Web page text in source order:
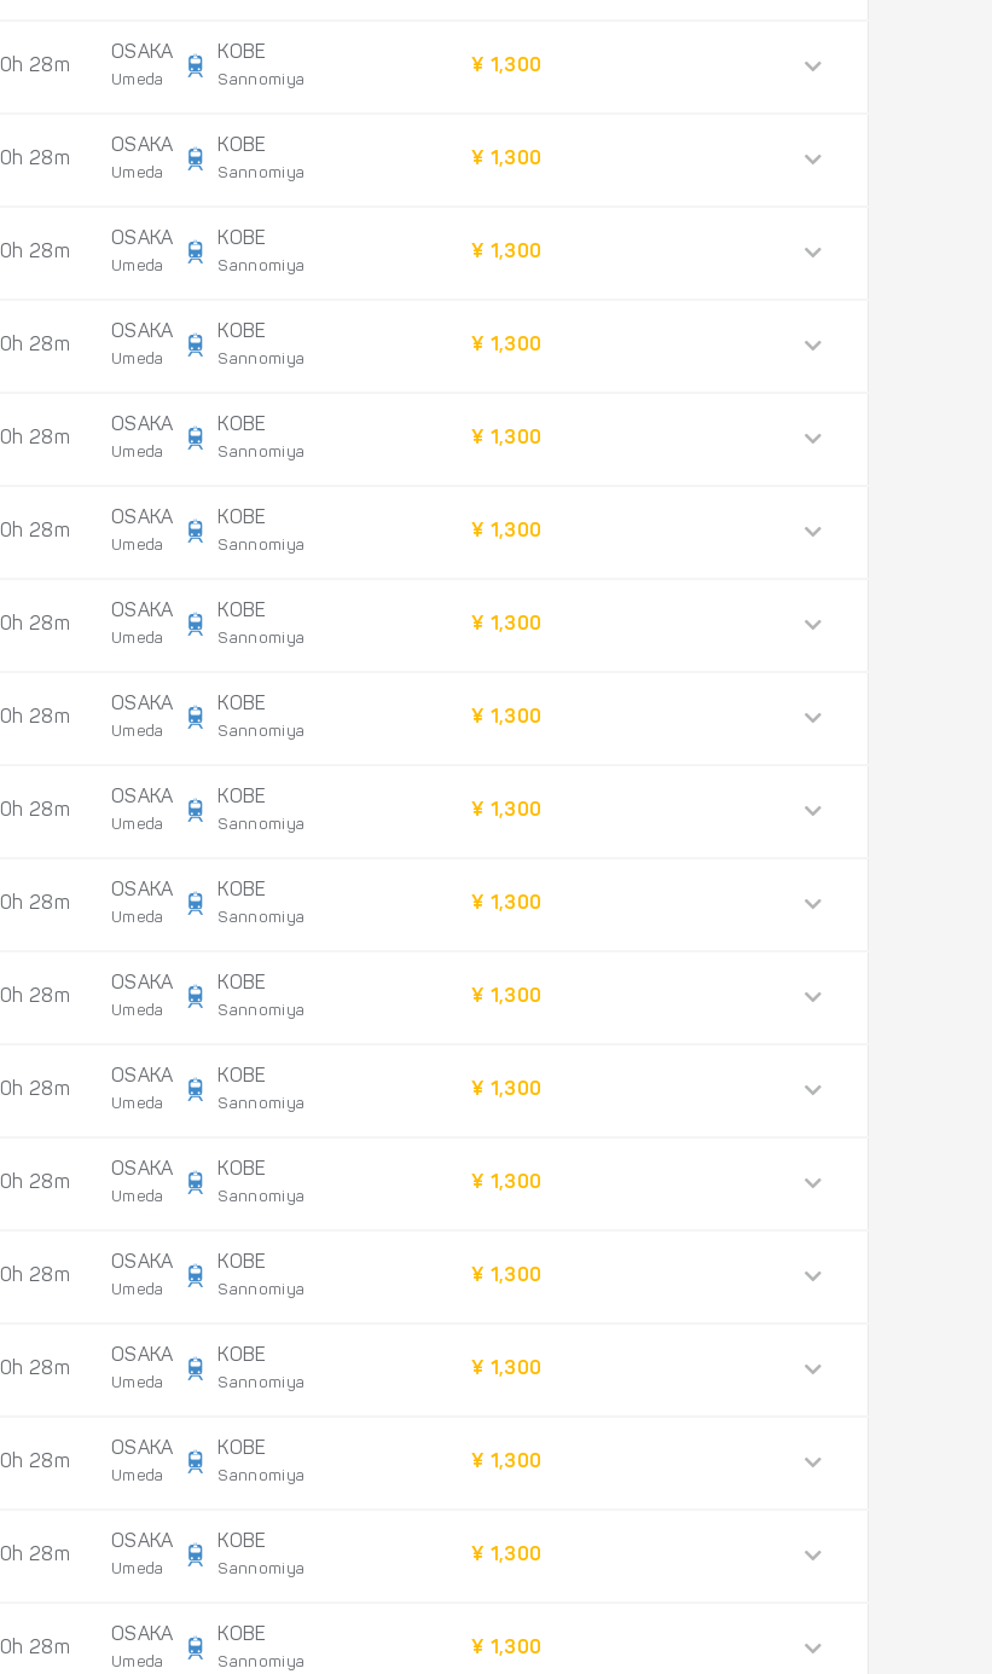
0h 28m
OSAKA
Umeda
KOBE
Sannomiya
¥ 1,300
0h 28m
OSAKA
Umeda
KOBE
Sannomiya
¥ 1,300
0h 28m
OSAKA
Umeda
KOBE
Sannomiya
¥ 1,300
0h 28m
OSAKA
Umeda
KOBE
Sannomiya
¥ 1,300
0h 28m
OSAKA
Umeda
KOBE
Sannomiya
¥ 1,300
0h 28m
OSAKA
Umeda
KOBE
Sannomiya
¥ 1,300
0h 28m
OSAKA
Umeda
KOBE
Sannomiya
¥ 1,300
0h 28m
OSAKA
Umeda
KOBE
Sannomiya
¥ 1,300
0h 28m
OSAKA
Umeda
KOBE
Sannomiya
¥ 1,300
0h 28m
OSAKA
Umeda
KOBE
Sannomiya
¥ 1,300
0h 28m
OSAKA
Umeda
KOBE
Sannomiya
¥ 1,300
0h 28m
OSAKA
Umeda
KOBE
Sannomiya
¥ 1,300
0h 28m
OSAKA
Umeda
KOBE
Sannomiya
¥ 1,300
0h 28m
OSAKA
Umeda
KOBE
Sannomiya
¥ 1,300
0h 28m
OSAKA
Umeda
KOBE
Sannomiya
¥ 1,300
0h 28m
OSAKA
Umeda
KOBE
Sannomiya
¥ 1,300
0h 28m
OSAKA
Umeda
KOBE
Sannomiya
¥ 1,300
0h 28m
OSAKA
Umeda
KOBE
Sannomiya
¥ 1,300